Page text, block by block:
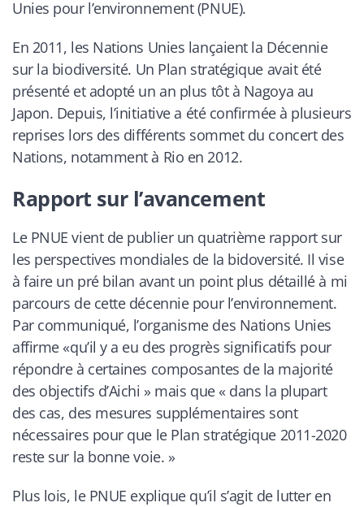
Unies pour l’environnement (PNUE).
En 2011, les Nations Unies lançaient la Décennie
sur la biodiversité. Un Plan stratégique avait été
présenté et adopté un an plus tôt à Nagoya au
Japon. Depuis, l’initiative a été confirmée à plusieurs
reprises lors des différents sommet du concert des
Nations, notamment à Rio en 2012.
Rapport sur l’avancement
Le PNUE vient de publier un quatrième rapport sur
les perspectives mondiales de la bidoversité. Il vise
à faire un pré bilan avant un point plus détaillé à mi
parcours de cette décennie pour l’environnement.
Par communiqué, l’organisme des Nations Unies
affirme «qu’il y a eu des progrès significatifs pour
répondre à certaines composantes de la majorité
des objectifs d’Aichi » mais que « dans la plupart
des cas, des mesures supplémentaires sont
nécessaires pour que le Plan stratégique 2011-2020
reste sur la bonne voie. »
Plus lois, le PNUE explique qu’il s’agit de lutter en